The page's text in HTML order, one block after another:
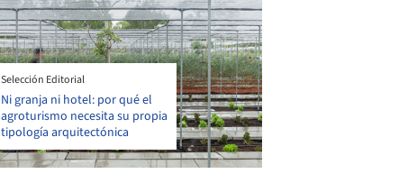
Selección Editorial
Ni granja ni hotel: por qué el
agroturismo necesita su propia
tipología arquitectónica